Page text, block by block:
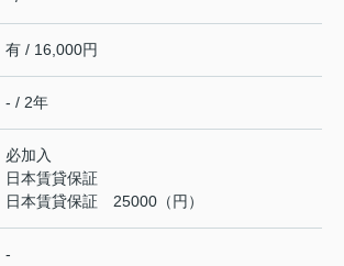
有 / 16,000円
- / 2年
必加入
日本賃貸保証
日本賃貸保証 25000（円）
-